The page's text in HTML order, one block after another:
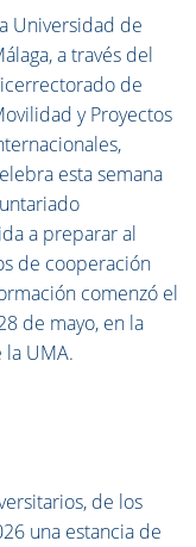
Universidad de
a través del
de
y Proyectos
esta semana
a preparar al
de cooperación
comenzó el
de mayo, en la
la UMA.
de los
una estancia de